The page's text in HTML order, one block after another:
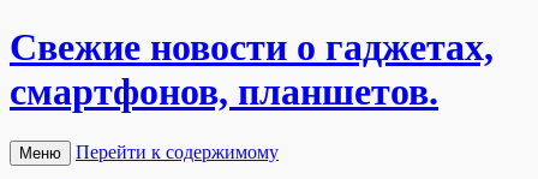
Свежие новости о гаджетах,
смартфонов, планшетов.
Меню Перейти к содержимому